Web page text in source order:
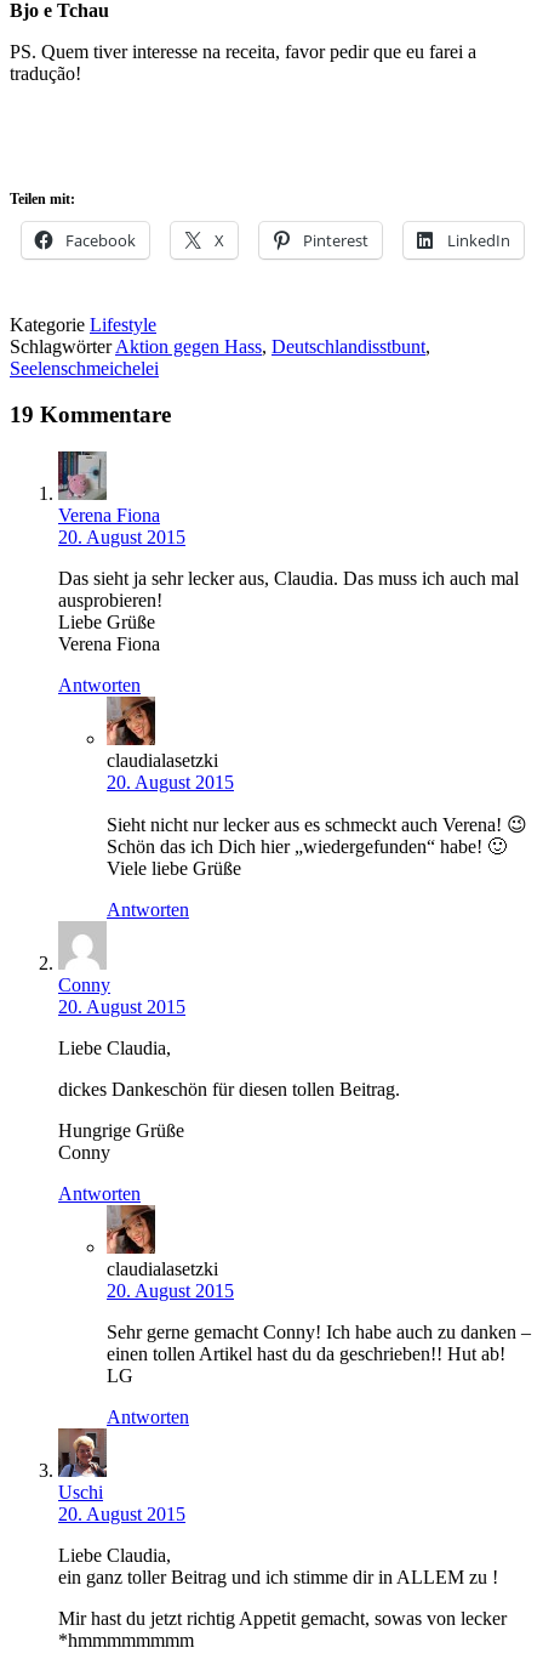
Bjo e Tchau
PS. Quem tiver interesse na receita, favor pedir que eu farei a
tradução!
Teilen mit:
Facebook X Pinterest LinkedIn
Kategorie Lifestyle
SchlagwörterAktion gegen Hass, Deutschlandisstbunt,
Seelenschmeichelei
19 Kommentare
Verena Fiona
20. August 2015
Das sieht ja sehr lecker aus, Claudia. Das muss ich auch mal
ausprobieren!
Liebe Grüße
Verena Fiona
Antworten
claudialasetzki
20. August 2015
Sieht nicht nur lecker aus es schmeckt auch Verena! 😉
Schön das ich Dich hier „wiedergefunden“ habe! 🙂
Viele liebe Grüße
Antworten
Conny
20. August 2015
Liebe Claudia,
dickes Dankeschön für diesen tollen Beitrag.
Hungrige Grüße
Conny
Antworten
claudialasetzki
20. August 2015
Sehr gerne gemacht Conny! Ich habe auch zu danken –
einen tollen Artikel hast du da geschrieben!! Hut ab!
LG
Antworten
Uschi
20. August 2015
Liebe Claudia,
ein ganz toller Beitrag und ich stimme dir in ALLEM zu !
Mir hast du jetzt richtig Appetit gemacht, sowas von lecker
*hmmmmmmmm